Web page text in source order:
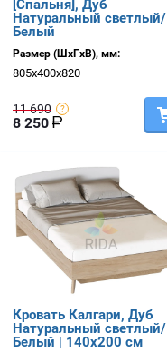
[Спальня], Дуб
Натуральный светлый/
Белый
Размер (ШхГхВ), мм:
805х400х820
11 690
8 250
Кровать Калгари, Дуб
Натуральный светлый/
Белый | 140х200 см